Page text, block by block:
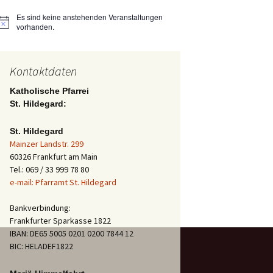
Es sind keine anstehenden Veranstaltungen
vorhanden.
Kontaktdaten
Katholische Pfarrei
St. Hildegard:
St. Hildegard
Mainzer Landstr. 299
60326 Frankfurt am Main
Tel.: 069 / 33 999 78 80
e-mail: Pfarramt St. Hildegard
Bankverbindung:
Frankfurter Sparkasse 1822
IBAN: DE65 5005 0201 0200 7844 12
BIC: HELADEF1822